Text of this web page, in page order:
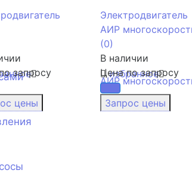
запросу
избранное
Электродвигатель
АИР
(0)
В наличии
Цена по запросу